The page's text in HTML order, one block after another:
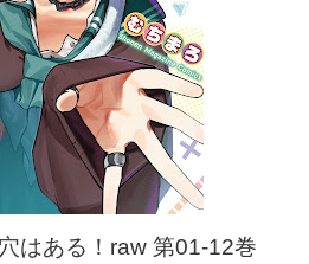
はある！raw 第01-12巻